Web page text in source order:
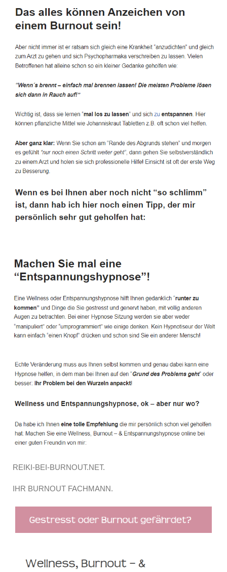
REIKI-BEI-BURNOUT.NET.
IHR BURNOUT FACHMANN.